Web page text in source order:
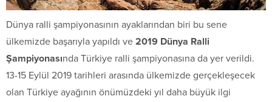
Dünya ralli şampiyonasının ayaklarından biri bu sene
ülkemizde başarıyla yapıldı ve 2019 Dünya Ralli
Şampiyonasında Türkiye ralli şampiyonasına da yer verildi.
13-15 Eylül 2019 tarihleri arasında ülkemizde gerçekleşecek
olan Türkiye ayağının önümüzdeki yıl daha büyük ilgi